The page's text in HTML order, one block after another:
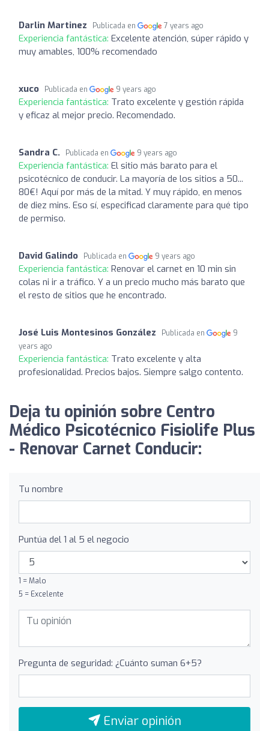
Darlin Martinez Publicada en 7 years ago
Experiencia fantástica: Excelente atención, súper rápido y
muy amables, 100% recomendado
xuco Publicada en 9 years ago
Experiencia fantástica: Trato excelente y gestión rápida
y eficaz al mejor precio. Recomendado.
Sandra C. Publicada en 9 years ago
Experiencia fantástica: El sitio más barato para el
psicotécnico de conducir. La mayoría de los sitios a 50...
80€! Aquí por más de la mitad. Y muy rápido, en menos
de diez mins. Eso sí, especificad claramente para qué tipo
de permiso.
David Galindo Publicada en 9 years ago
Experiencia fantástica: Renovar el carnet en 10 min sin
colas ni ir a tráfico. Y a un precio mucho más barato que
el resto de sitios que he encontrado.
José Luis Montesinos González Publicada en
9
years ago
Experiencia fantástica: Trato excelente y alta
profesionalidad. Precios bajos. Siempre salgo contento.
Deja tu opinión sobre Centro
Médico Psicotécnico Fisiolife Plus
- Renovar Carnet Conducir:
Tu nombre
Puntúa del 1 al 5 el negocio
1 = Malo
5 = Excelente
Pregunta de seguridad: ¿Cuánto suman 6+5?
Enviar opinión